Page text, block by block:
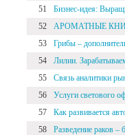
51
Бизнес-идея:
52
АРОМАТНЫЕ
53
Грибы –
54
Лилии.
55
Связь аналитики
56
Услуги светового
57
Как развивается
58
Разведение раков –